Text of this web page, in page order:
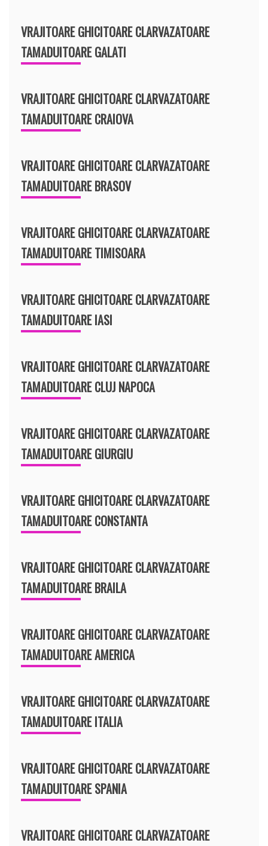
VRAJITOARE GHICITOARE CLARVAZATOARE
TAMADUITOARE GALATI
VRAJITOARE GHICITOARE CLARVAZATOARE
TAMADUITOARE CRAIOVA
VRAJITOARE GHICITOARE CLARVAZATOARE
TAMADUITOARE BRASOV
VRAJITOARE GHICITOARE CLARVAZATOARE
TAMADUITOARE TIMISOARA
VRAJITOARE GHICITOARE CLARVAZATOARE
TAMADUITOARE IASI
VRAJITOARE GHICITOARE CLARVAZATOARE
TAMADUITOARE CLUJ NAPOCA
VRAJITOARE GHICITOARE CLARVAZATOARE
TAMADUITOARE GIURGIU
VRAJITOARE GHICITOARE CLARVAZATOARE
TAMADUITOARE CONSTANTA
VRAJITOARE GHICITOARE CLARVAZATOARE
TAMADUITOARE BRAILA
VRAJITOARE GHICITOARE CLARVAZATOARE
TAMADUITOARE AMERICA
VRAJITOARE GHICITOARE CLARVAZATOARE
TAMADUITOARE ITALIA
VRAJITOARE GHICITOARE CLARVAZATOARE
TAMADUITOARE SPANIA
VRAJITOARE GHICITOARE CLARVAZATOARE